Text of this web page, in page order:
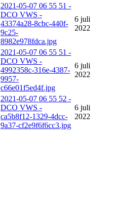
2021-05-07 06 55 51 -
DCO VWS -
43374a28-8cbc-440f-
9c25-
8982e978fdca.jpg
6 juli
2022
2021-05-07 06 55 51 -
DCO VWS -
4992358c-316e-4387-
9957-
c66e01f5ed4f.jpg
6 juli
2022
2021-05-07 06 55 52 -
DCO VWS -
ca5b8f12-1329-4dcc-
9a37-cf2e9f6f6cc3.jpg
6 juli
2022